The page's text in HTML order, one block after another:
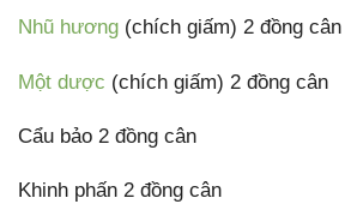
Nhũ hương (chích giấm) 2 đồng cân
Một dược (chích giấm) 2 đồng cân
Cẩu bảo 2 đồng cân
Khinh phấn 2 đồng cân